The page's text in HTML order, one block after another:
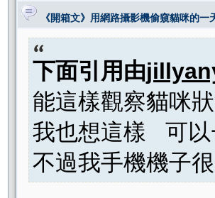
《開箱文》用網路攝影機偷窺貓咪的一
下面引用由
能這樣觀察貓咪
我也想這樣 可以
不過我手機機子